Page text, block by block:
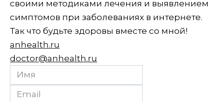
своими методиками лечения и выявлением
симптомов при заболеваниях в интернете.
Так что будьте здоровы вместе со мной!
anhealth.ru
doctor@anhealth.ru